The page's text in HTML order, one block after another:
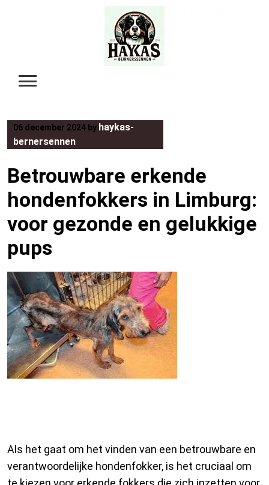
06 december 2024 by haykas-
bernersennen
Betrouwbare erkende
hondenfokkers in Limburg:
voor gezonde en gelukkige
pups
Als het gaat om het vinden van een betrouwbare en
verantwoordelijke hondenfokker, is het cruciaal om